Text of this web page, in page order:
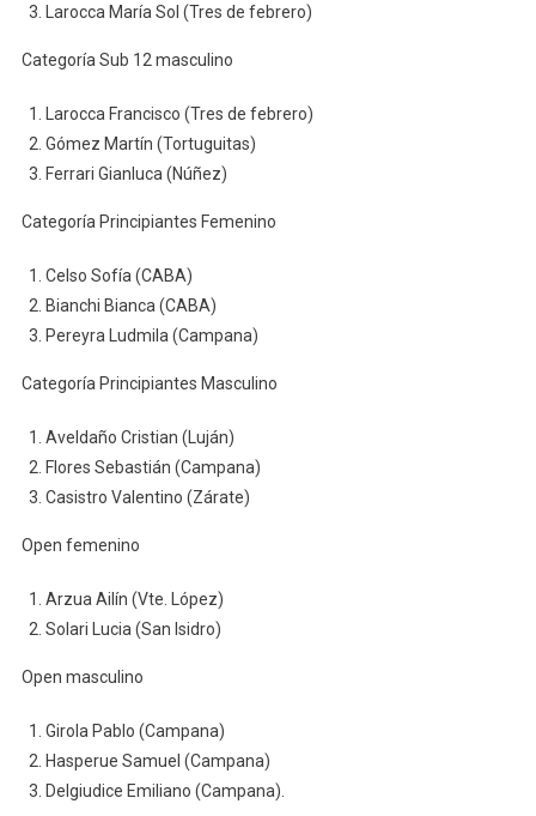
Larocca María Sol (Tres de febrero)
Categoría Sub 12 masculino
Larocca Francisco (Tres de febrero)
Gómez Martín (Tortuguitas)
Ferrari Gianluca (Núñez)
Categoría Principiantes Femenino
Celso Sofía (CABA)
Bianchi Bianca (CABA)
Pereyra Ludmila (Campana)
Categoría Principiantes Masculino
Aveldaño Cristian (Luján)
Flores Sebastián (Campana)
Casistro Valentino (Zárate)
Open femenino
Arzua Ailín (Vte. López)
Solari Lucia (San Isidro)
Open masculino
Girola Pablo (Campana)
Hasperue Samuel (Campana)
Delgiudice Emiliano (Campana).